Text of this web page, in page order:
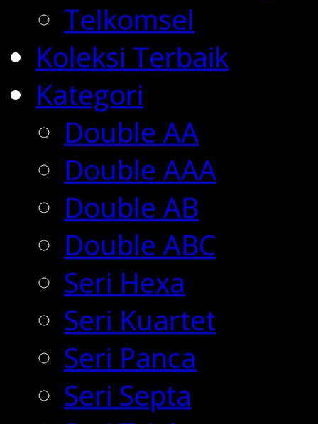
Telkomsel
Koleksi Terbaik
Kategori
Double AA
Double AAA
Double AB
Double ABC
Seri Hexa
Seri Kuartet
Seri Panca
Seri Septa